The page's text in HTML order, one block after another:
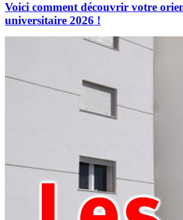
Voici comment découvrir votre
universitaire 2026 !